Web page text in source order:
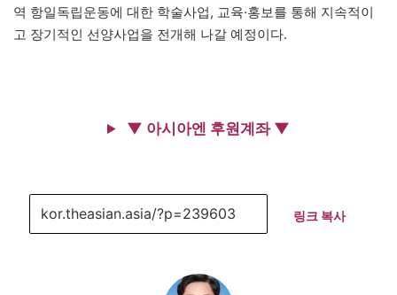
역 항일독립운동에 대한 학술사업, 교육·홍보를 통해 지속적이
고 장기적인 선양사업을 전개해 나갈 예정이다.
▼ 아시아엔 후원계좌 ▼
링크 복사